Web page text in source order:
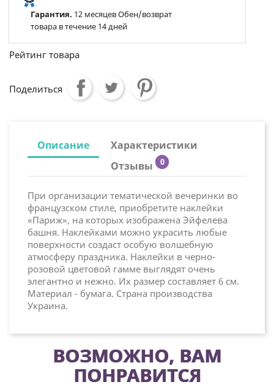
Гарантия. 12 месяцев Обен/возврат
товара в течение 14 дней
Рейтинг товара
Поделиться
Описание
Характеристики
Отзывы
0
При организации тематической вечеринки во
французском стиле, приобретите наклейки
«Париж», на которых изображена Эйфелева
башня. Наклейками можно украсить любые
поверхности создаст особую волшебную
атмосферу праздника. Наклейки в черно-
розовой цветовой гамме выглядят очень
элегантно и нежно. Их размер составляет 6 см.
Материал - бумага. Страна производства
Украина.
ВОЗМОЖНО, ВАМ
ПОНРАВИТСЯ